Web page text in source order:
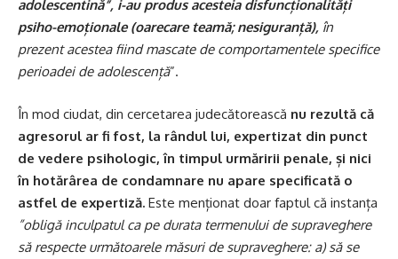
adolescentină”, i-au produs acesteia disfuncționalități
psiho-emoționale (oarecare teamă; nesiguranță), în
prezent acestea fiind mascate de comportamentele specifice
perioadei de adolescență”.
În mod ciudat, din cercetarea judecătorească nu rezultă că
agresorul ar fi fost, la rândul lui, expertizat din punct
de vedere psihologic, în timpul urmăririi penale, și nici
în hotărârea de condamnare nu apare specificată o
astfel de expertiză. Este menționat doar faptul că instanța
”obligă inculpatul ca pe durata termenului de supraveghere
să respecte următoarele măsuri de supraveghere: a) să se